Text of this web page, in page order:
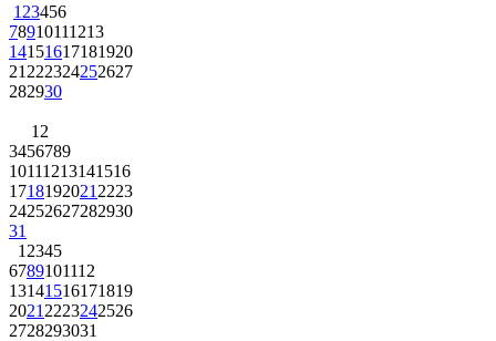
1 23456
78910111213
14151617181920
21 222324252627
282930
1 2
3456789
10111213141516
1718192021 2223
24252627282930
31
1 2345
6789101112
13141516171819
2021 2223242526
2728293031